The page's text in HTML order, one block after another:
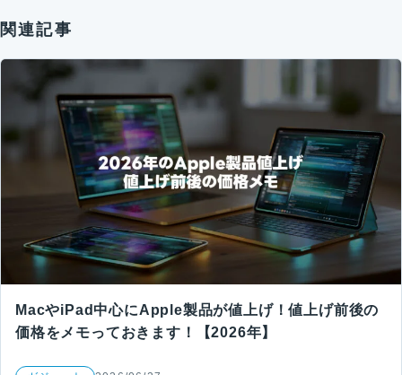
関連記事
MacやiPad中心にApple製品が値上げ！値上げ前後の
価格をメモっておきます！【2026年】